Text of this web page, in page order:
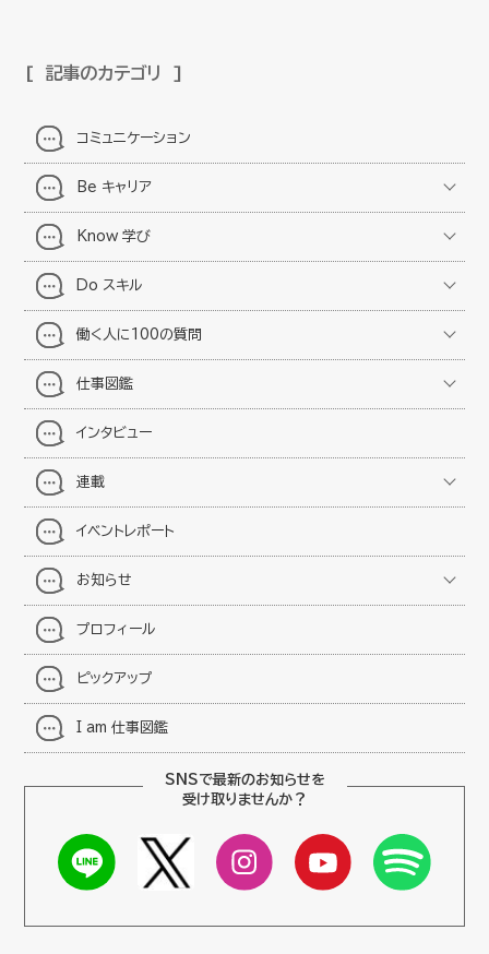
記事のカテゴリ
コミュニケーション
Be キャリア
Know 学び
Do スキル
働く人に100の質問
仕事図鑑
インタビュー
連載
イベントレポート
お知らせ
プロフィール
ピックアップ
I am 仕事図鑑
SNSで最新のお知らせを
受け取りませんか？